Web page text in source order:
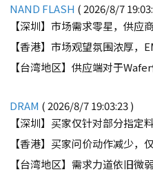
NAND FLASH ( 2026/8/7
【深圳】市场需求零星，供应
【香港】市场观望氛围浓厚，
DRAM ( 2026/8/7 19:03:23 )
【台湾地区】需求力道依旧微